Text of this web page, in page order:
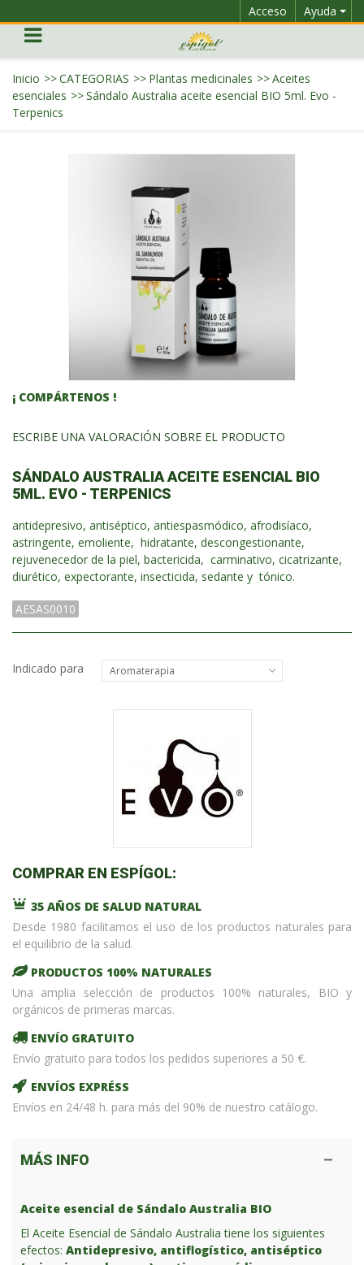
Ayuda
Acceso
Inicio >>CATEGORIAS >> Plantas medicinales >>Aceites
esenciales >>Sándalo Australia aceite esencial BIO 5ml. Evo -
Terpenics
¡ COMPÁRTENOS !
ESCRIBE UNA VALORACIÓN SOBRE EL PRODUCTO
SÁNDALO AUSTRALIA ACEITE ESENCIAL BIO
5ML. EVO - TERPENICS
antidepresivo, antiséptico, antiespasmódico, afrodisíaco,
astringente, emoliente, hidratante, descongestionante,
rejuvenecedor de la piel, bactericida, carminativo, cicatrizante,
diurético, expectorante, insecticida, sedante y tónico.
AESAS0010
Indicado para Aromaterapia
COMPRAR EN ESPÍGOL:
35 AÑOS DE SALUD NATURAL
Desde 1980 facilitamos el uso de los productos naturales para
el equilibrio de la salud.
PRODUCTOS 100% NATURALES
Una amplia selección de productos 100% naturales, BIO y
orgánicos de primeras marcas.
ENVÍO GRATUITO
Envío gratuito para todos los pedidos superiores a 50 €.
ENVÍOS EXPRÉSS
Envíos en 24/48 h. para más del 90% de nuestro catálogo.
MÁS INFO
Aceite esencial de Sándalo Australia BIO
El Aceite Esencial de Sándalo Australia tiene los siguientes
efectos: Antidepresivo, antiflogístico, antiséptico